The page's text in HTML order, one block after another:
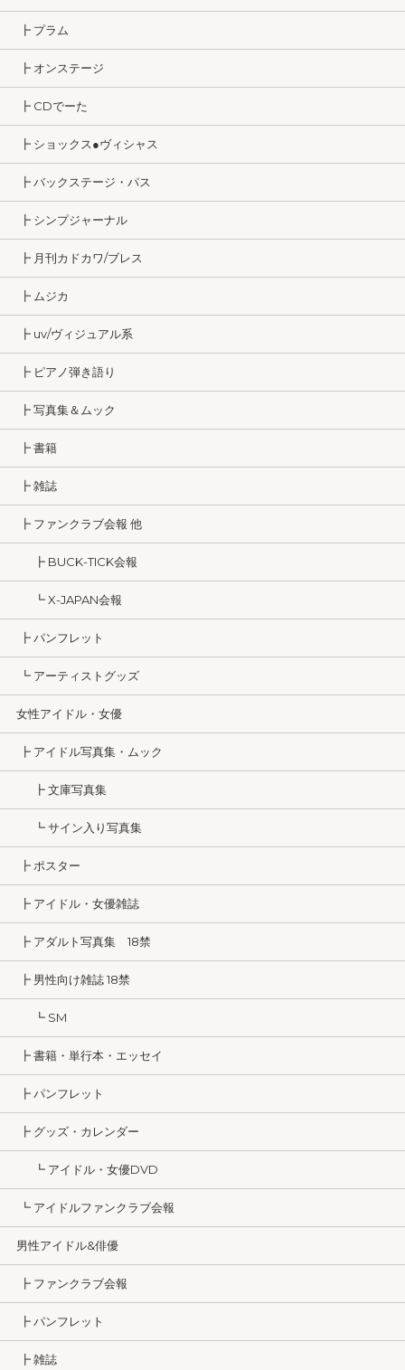
┣ プラム
┣ オンステージ
┣ CDでーた
┣ ショックス●ヴィシャス
┣ バックステージ・パス
┣ シンプジャーナル
┣ 月刊カドカワ/ブレス
┣ ムジカ
┣ uv/ヴィジュアル系
┣ ピアノ弾き語り
┣ 写真集＆ムック
┣ 書籍
┣ 雑誌
┣ ファンクラブ会報 他
┣ BUCK-TICK会報
┗ X-JAPAN会報
┣ パンフレット
┗ アーティストグッズ
女性アイドル・女優
┣ アイドル写真集・ムック
┣ 文庫写真集
┗ サイン入り写真集
┣ ポスター
┣ アイドル・女優雑誌
┣ アダルト写真集 18禁
┣ 男性向け雑誌 18禁
┗ SM
┣ 書籍・単行本・エッセイ
┣ パンフレット
┣ グッズ・カレンダー
┗ アイドル・女優DVD
┗ アイドルファンクラブ会報
男性アイドル&俳優
┣ ファンクラブ会報
┣ パンフレット
┣ 雑誌